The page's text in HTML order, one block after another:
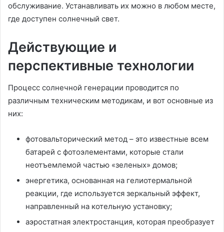
обслуживание. Устанавливать их можно в любом месте,
где доступен солнечный свет.
Действующие и
перспективные технологии
Процесс солнечной генерации проводится по
различным техническим методикам, и вот основные из
них:
фотовальторический метод – это известные всем
батарей с фотоэлементами, которые стали
неотъемлемой частью «зеленых» домов;
энергетика, основанная на гелиотермальной
реакции, где используется зеркальный эффект,
направленный на котельную установку;
аэростатная электростанция, которая преобразует